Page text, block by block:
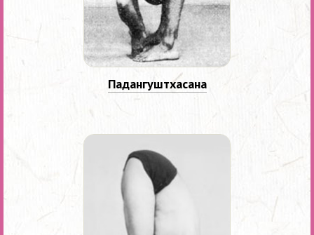
Падангуштхасана